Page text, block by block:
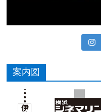
案内図